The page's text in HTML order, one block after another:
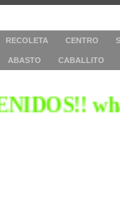
RECOLETA CENTRO
ABASTO CABALLITO